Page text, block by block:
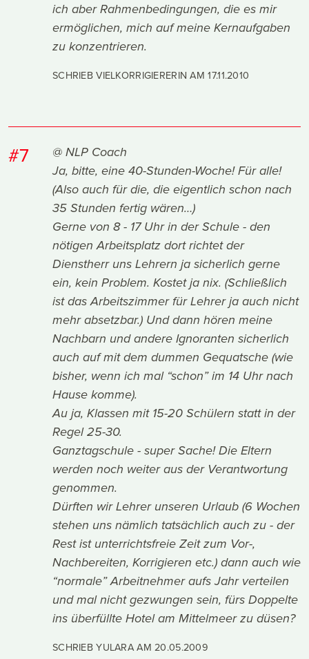
ich aber Rahmenbedingungen, die es mir
ermöglichen, mich auf meine Kernaufgaben
zu konzentrieren.
SCHRIEB VIELKORRIGIERERIN AM17.11.2010
#7
@ NLP Coach
Ja, bitte, eine 40-Stunden-Woche! Für alle!
(Also auch für die, die eigentlich schon nach
35 Stunden fertig wären…)
Gerne von 8 - 17 Uhr in der Schule - den
nötigen Arbeitsplatz dort richtet der
Dienstherr uns Lehrern ja sicherlich gerne
ein, kein Problem. Kostet ja nix. (Schließlich
ist das Arbeitszimmer für Lehrer ja auch nicht
mehr absetzbar.) Und dann hören meine
Nachbarn und andere Ignoranten sicherlich
auch auf mit dem dummen Gequatsche (wie
bisher, wenn ich mal “schon” im 14 Uhr nach
Hause komme).
Au ja, Klassen mit 15-20 Schülern statt in der
Regel 25-30.
Ganztagschule - super Sache! Die Eltern
werden noch weiter aus der Verantwortung
genommen.
Dürften wir Lehrer unseren Urlaub (6 Wochen
stehen uns nämlich tatsächlich auch zu - der
Rest ist unterrichtsfreie Zeit zum Vor-,
Nachbereiten, Korrigieren etc.) dann auch wie
“normale” Arbeitnehmer aufs Jahr verteilen
und mal nicht gezwungen sein, fürs Doppelte
ins überfüllte Hotel am Mittelmeer zu düsen?
SCHRIEB YULARA AM20.05.2009